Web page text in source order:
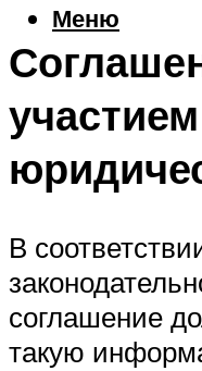
Меню
участием
В
соглашение
такую